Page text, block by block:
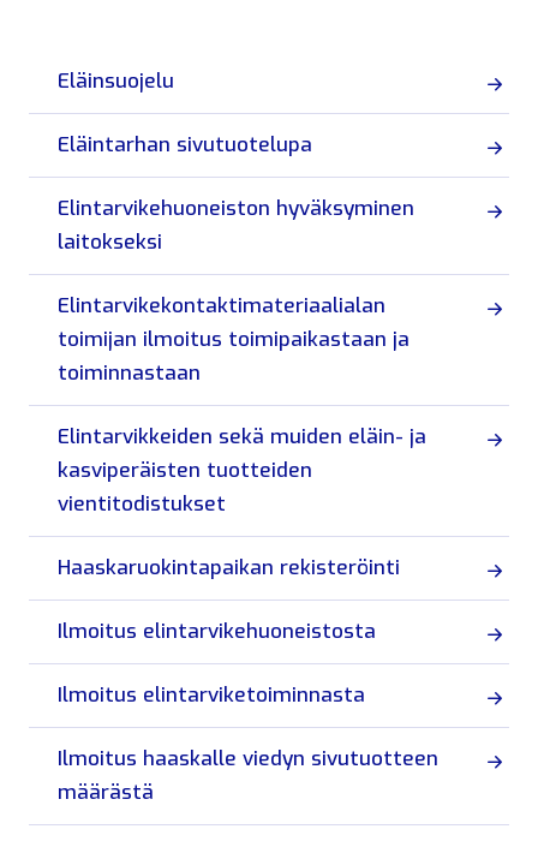
Eläinsuojelu
Eläintarhan sivutuotelupa
Elintarvikehuoneiston hyväksyminen
laitokseksi
Elintarvikekontaktimateriaalialan
toimijan ilmoitus toimipaikastaan ja
toiminnastaan
Elintarvikkeiden sekä muiden eläin- ja
kasviperäisten tuotteiden
vientitodistukset
Haaskaruokintapaikan rekisteröinti
Ilmoitus elintarvikehuoneistosta
Ilmoitus elintarviketoiminnasta
Ilmoitus haaskalle viedyn sivutuotteen
määrästä